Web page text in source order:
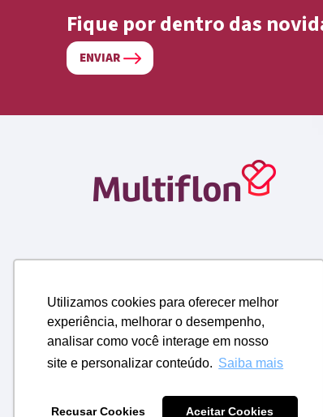
Utilizamos cookies para oferecer melhor
experiência, melhorar o desempenho,
analisar como você interage em nosso
site e personalizar conteúdo. Saiba mais
Recusar Cookies Aceitar Cookies
Fique por dentro das
ENVIAR